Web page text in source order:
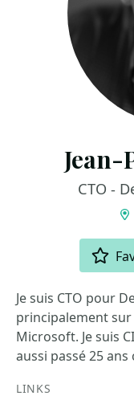
Jean-
CTO -
Je suis CTO pour
principalement
Microsoft. Je suis
aussi passé 25
LINKS